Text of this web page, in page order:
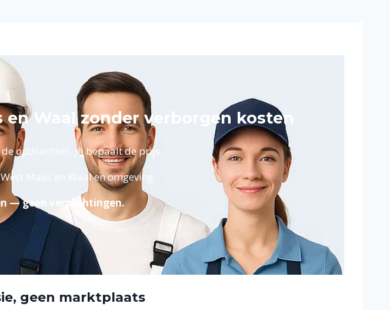
Waal zonder verborgen kosten
opdrachten, jij bepaalt de prijs.
Maas en Waal en omgeving.
— geen verplichtingen.
geen marktplaats